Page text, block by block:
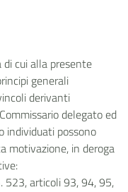
cui alla presente
generali
derivanti
delegato ed
individuati possono
motivazione, in deroga
523, articoli 93, 94, 95,